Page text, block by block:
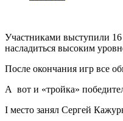
Участниками выступили
насладиться высоким
После окончания игр все
А вот и «тройка»
I место занял Сергей